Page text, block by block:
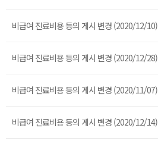
비급여 진료비용 등의 게시 변경 (2020/12/10)
비급여 진료비용 등의 게시 변경 (2020/12/28)
비급여 진료비용 등의 게시 변경 (2020/11/07)
비급여 진료비용 등의 게시 변경 (2020/12/14)